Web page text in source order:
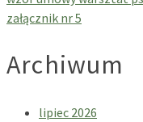
załącznik nr 5
Archiwum
lipiec 2026